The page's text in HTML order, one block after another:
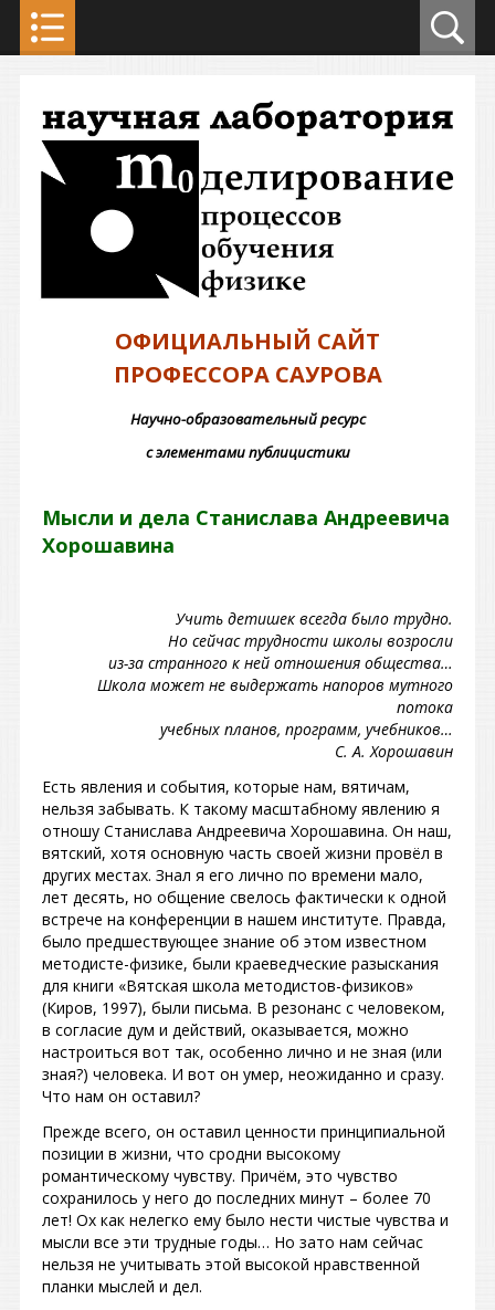
ОФИЦИАЛЬНЫЙ САЙТ
ПРОФЕССОРА САУРОВА
Научно-образовательный ресурс
с элементами публицистики
Мысли и дела Станислава Андреевича
Хорошавина
Учить детишек всегда было трудно.
Но сейчас трудности школы возросли
из-за странного к ней отношения общества…
Школа может не выдержать напоров мутного
потока
учебных планов, программ, учебников…
С. А. Хорошавин
Есть явления и события, которые нам, вятичам,
нельзя забывать. К такому масштабному явлению я
отношу Станислава Андреевича Хорошавина. Он наш,
вятский, хотя основную часть своей жизни провёл в
других местах. Знал я его лично по времени мало,
лет десять, но общение свелось фактически к одной
встрече на конференции в нашем институте. Правда,
было предшествующее знание об этом известном
методисте-физике, были краеведческие разыскания
для книги «Вятская школа методистов-физиков»
(Киров, 1997), были письма. В резонанс с человеком,
в согласие дум и действий, оказывается, можно
настроиться вот так, особенно лично и не зная (или
зная?) человека. И вот он умер, неожиданно и сразу.
Что нам он оставил?
Прежде всего, он оставил ценности принципиальной
позиции в жизни, что сродни высокому
романтическому чувству. Причём, это чувство
сохранилось у него до последних минут – более 70
лет! Ох как нелегко ему было нести чистые чувства и
мысли все эти трудные годы… Но зато нам сейчас
нельзя не учитывать этой высокой нравственной
планки мыслей и дел.